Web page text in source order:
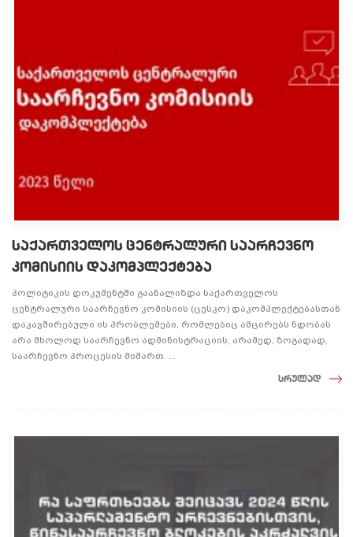
საქართველოს ცენტრალური საარჩევნო
კომისიის დაკომპლექტება
პოლიტიკის დოკუმენტში გაანალიზდა საქართველოს
ცენტრალური საარჩევნო კომისიის (ცესკო) დაკომპლექტებასთან
დაკავშირებული ის პრობლემები, რომლებიც ამცირებს ნდობას
არა მხოლოდ საარჩევნო ადმინისტრაციის, არამედ, ზოგადად,
საარჩევნო პროცესის მიმართ. ...
სრულად